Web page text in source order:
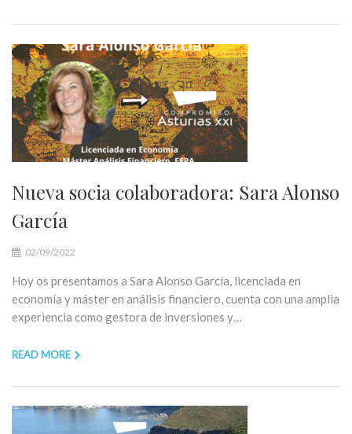
Nueva socia colaboradora: Sara Alonso
García
02/09/2022
Hoy os presentamos a Sara Alonso García, licenciada en
economía y máster en análisis financiero, cuenta con una amplia
experiencia como gestora de inversiones y…
READ MORE